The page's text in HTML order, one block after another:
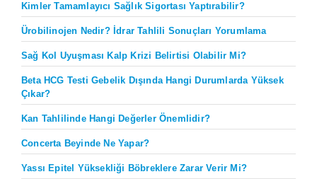
Kimler Tamamlayıcı Sağlık Sigortası Yaptırabilir?
Ürobilinojen Nedir? İdrar Tahlili Sonuçları Yorumlama
Sağ Kol Uyuşması Kalp Krizi Belirtisi Olabilir Mi?
Beta HCG Testi Gebelik Dışında Hangi Durumlarda Yüksek
Çıkar?
Kan Tahlilinde Hangi Değerler Önemlidir?
Concerta Beyinde Ne Yapar?
Yassı Epitel Yüksekliği Böbreklere Zarar Verir Mi?